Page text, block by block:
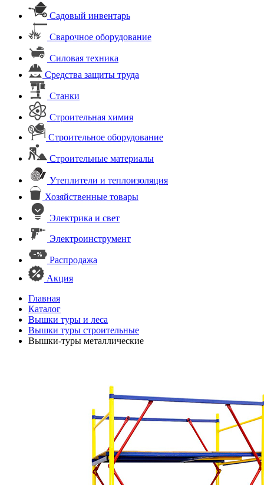
Садовый инвентарь
Сварочное оборудование
Силовая техника
Средства защиты труда
Станки
Строительная химия
Строительное оборудование
Строительные материалы
Утеплители и теплоизоляция
Хозяйственные товары
Электрика и свет
Электроинструмент
Распродажа
Акция
Главная
Каталог
Вышки туры и леса
Вышки туры строительные
Вышки-туры металлические